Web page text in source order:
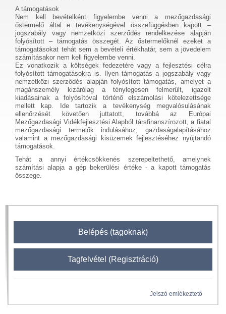
A támogatások
Nem kell bevételként figyelembe venni a mezőgazdasági
őstermelő által e tevékenységével összefüggésben kapott –
jogszabály vagy nemzetközi szerződés rendelkezése alapján
folyósított – támogatás összegét. Az őstermelőknél ezeket a
támogatásokat tehát sem a bevételi értékhatár, sem a jövedelem
számításakor nem kell figyelembe venni.
Ez vonatkozik a költségek fedezetére vagy a fejlesztési célra
folyósított támogatásokra is. Ilyen támogatás a jogszabály vagy
nemzetközi szerződés alapján folyósított támogatás, amelyet a
magánszemély kizárólag a ténylegesen felmerült, igazolt
kiadásainak a folyósítóval történő elszámolási kötelezettsége
mellett kap. Ide tartozik a tevékenység megvalósulásának
ellenőrzését követően juttatott, továbbá az Európai
Mezőgazdasági Vidékfejlesztési Alapból társfinanszírozott, a fiatal
mezőgazdasági termelők indulásához, gazdaságalapításához
valamint a mezőgazdasági kisüzemek fejlesztéséhez nyújtandó
támogatások.
Tehát a annyi értékcsökkenés szerepeltethető, amelynek
számítási alapja a gép bekerülési értéke - a kapott támogatás
összege.
Belépés (tagoknak)
Tagfelvétel (Regisztráció)
Jelszó emlékeztető